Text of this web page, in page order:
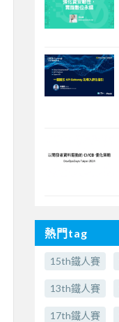
熱門tag
15th鐵人賽
13th鐵人賽
17th鐵人賽